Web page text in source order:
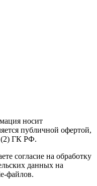
носит
публичной офертой,
(2) ГК РФ.
согласие на обработку
данных на
файлов.